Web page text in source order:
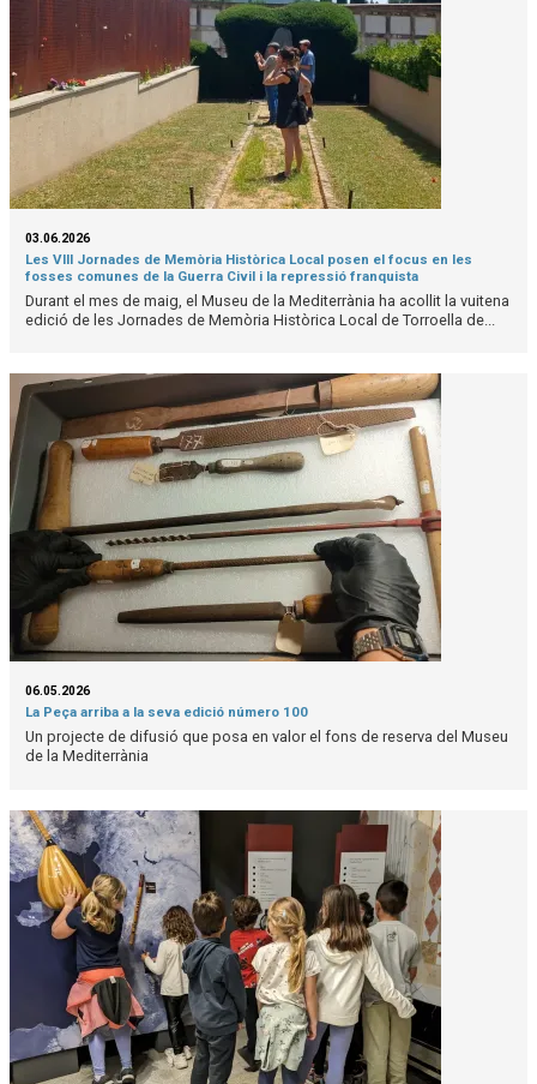
03.06.2026
Les VIII Jornades de Memòria Històrica Local posen el focus en les
fosses comunes de la Guerra Civil i la repressió franquista
Durant el mes de maig, el Museu de la Mediterrània ha acollit la vuitena
edició de les Jornades de Memòria Històrica Local de Torroella de...
06.05.2026
La Peça arriba a la seva edició número 100
Un projecte de difusió que posa en valor el fons de reserva del Museu
de la Mediterrània